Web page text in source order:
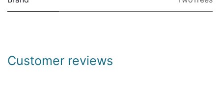
Customer reviews